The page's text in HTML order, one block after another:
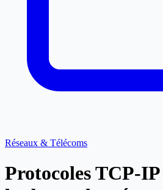
Réseaux & Télécoms
Protocoles TCP-